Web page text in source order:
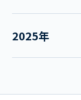
2025年